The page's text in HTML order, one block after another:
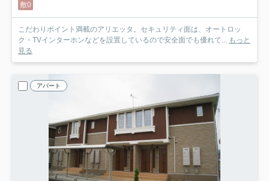
敷0
こだわりポイント満載のアリエッタ。セキュリティ面は、オートロッ
ク・TVインターホンなどを設置しているので安全面でも優れて... もっと
見る
アパート